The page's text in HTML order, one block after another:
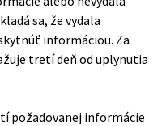
sa, že vydala
informáciou. Za
tretí deň od uplynutia
požadovanej informácie